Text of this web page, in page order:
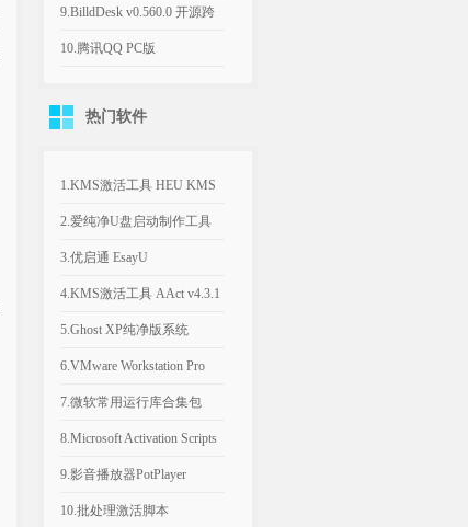
v14.0.22/v9.5.32 电脑端玩手
机游戏
9.BilldDesk v0.560.0 开源跨
平台远程桌面工具
10.腾讯QQ PC版
热门软件
1.KMS激活工具 HEU KMS
Activator v64.0.0
2.爱纯净U盘启动制作工具
v2025.1003
3.优启通 EsayU
v3.7.2025.0326 无广告纯净版
4.KMS激活工具 AAct v4.3.1
汉化便携版
5.Ghost XP纯净版系统
2020.06 经典稳定版
6.VMware Workstation Pro
26H1 v26.0.1810 附永久激活
密钥
7.微软常用运行库合集包
v2026.06.07 可自选更新
8.Microsoft Activation Scripts
AIO v3.12 KMS激活脚本
9.影音播放器PotPlayer
v1.7.23021.0 去广告版
10.批处理激活脚本